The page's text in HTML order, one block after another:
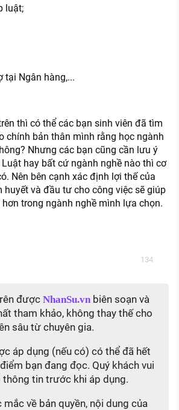
luật;
tại Ngân hàng,...
thì có thể các bạn sinh viên đã tìm
chính bản thân mình rằng học ngành
Nhưng các bạn cũng cần lưu ý
hay bất cứ ngành nghề nào thì cơ
Nên bên cạnh xác định lợi thế của
huyết và đầu tư cho công việc sẽ giúp
trong ngành nghề mình lựa chọn.
134
được NhanSu.vnbiên soạn và
tham khảo, không thay thế cho
sâu từ chuyên gia.
áp dụng (nếu có) có thể đã hết
bạn đang đọc. Quý khách vui
thông tin trước khi áp dụng.
về bản quyền, nội dung của